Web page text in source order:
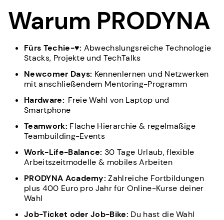
Warum PRODYNA
Fürs Techie-♥: Abwechslungsreiche Technologie
Stacks, Projekte und TechTalks
Newcomer Days: Kennenlernen und Netzwerken
mit anschließendem Mentoring-Programm
Hardware: Freie Wahl von Laptop und
Smartphone
Teamwork: Flache Hierarchie & regelmäßige
Teambuilding-Events
Work-Life-Balance: 30 Tage Urlaub, flexible
Arbeitszeitmodelle & mobiles Arbeiten
PRODYNA Academy: Zahlreiche Fortbildungen
plus 400 Euro pro Jahr für Online-Kurse deiner
Wahl
Job-Ticket oder Job-Bike: Du hast die Wahl